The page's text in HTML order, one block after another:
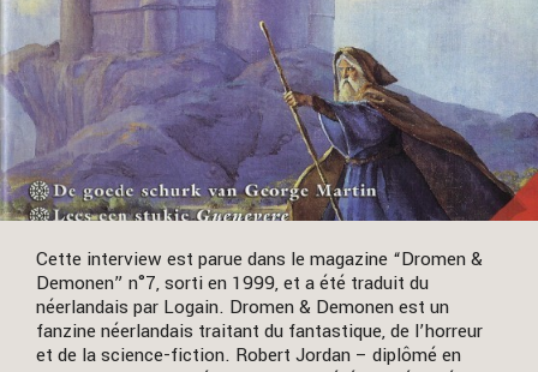
Cette interview est parue dans le magazine “Dromen &
Demonen” n°7, sorti en 1999, et a été traduit du
néerlandais par Logain. Dromen & Demonen est un
fanzine néerlandais traitant du fantastique, de l’horreur
et de la science-fiction. Robert Jordan – diplômé en